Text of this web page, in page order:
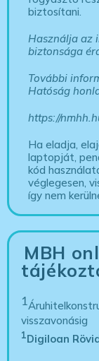
biztosítani.
Használja az
biztonsága
További
Hatóság
https://
Ha eladja,
laptopját,
kód
véglegesen,
így nem
MBH
1
visszavonásig
1Digiloan